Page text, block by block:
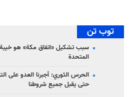
توب تن
سبب تشكيل «اتفاق مكة» هو خيبة
المتحدة
الحرس الثوري: أجبرنا العدو على
حتى يقبل جميع شروطنا